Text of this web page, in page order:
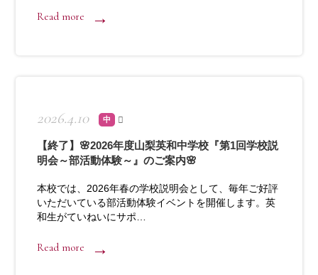
Read more
2026.4.10 中
【終了】🌸2026年度山梨英和中学校『第1回学校説
明会～部活動体験～』のご案内🌸
本校では、2026年春の学校説明会として、毎年ご好評
いただいている部活動体験イベントを開催します。英
和生がていねいにサポ…
Read more